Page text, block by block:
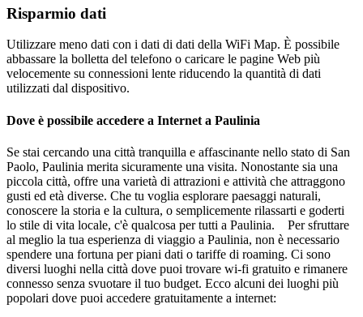
Risparmio dati
Utilizzare meno dati con i dati di dati della WiFi Map. È possibile
abbassare la bolletta del telefono o caricare le pagine Web più
velocemente su connessioni lente riducendo la quantità di dati
utilizzati dal dispositivo.
Dove è possibile accedere a Internet a Paulinia
Se stai cercando una città tranquilla e affascinante nello stato di San
Paolo, Paulinia merita sicuramente una visita. Nonostante sia una
piccola città, offre una varietà di attrazioni e attività che attraggono
gusti ed età diverse. Che tu voglia esplorare paesaggi naturali,
conoscere la storia e la cultura, o semplicemente rilassarti e goderti
lo stile di vita locale, c'è qualcosa per tutti a Paulinia. Per sfruttare
al meglio la tua esperienza di viaggio a Paulinia, non è necessario
spendere una fortuna per piani dati o tariffe di roaming. Ci sono
diversi luoghi nella città dove puoi trovare wi-fi gratuito e rimanere
connesso senza svuotare il tuo budget. Ecco alcuni dei luoghi più
popolari dove puoi accedere gratuitamente a internet: